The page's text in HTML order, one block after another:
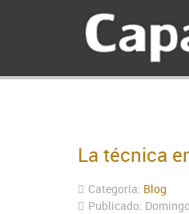
La técnica
Categoría: Blog
Publicado: